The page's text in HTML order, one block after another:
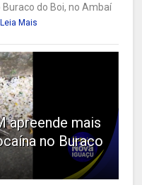
do Boi, no Ambaí
Leia Mais
apreende mais
no Buraco